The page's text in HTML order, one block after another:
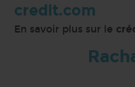
credit.com
En savoir plus sur le